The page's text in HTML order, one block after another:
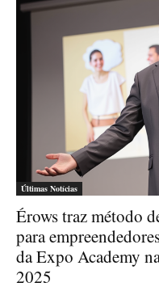
Últimas Notícias
Érows traz método
para
da Expo Academy
2025